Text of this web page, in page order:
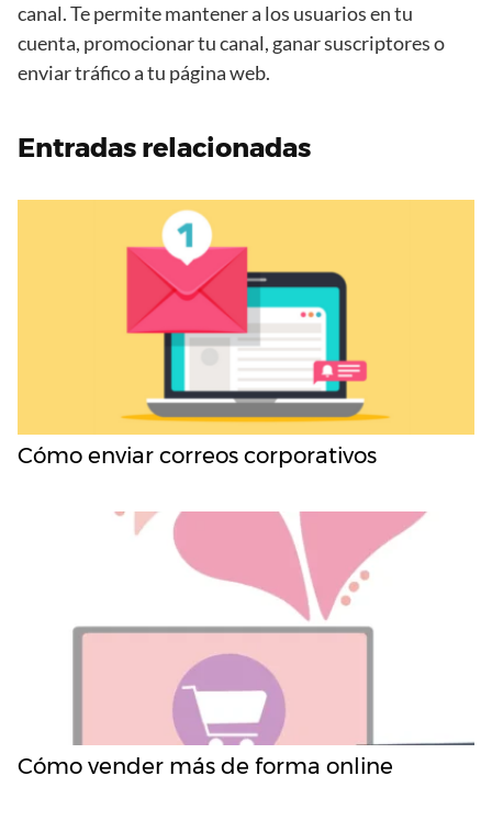
canal. Te permite mantener a los usuarios en tu
cuenta, promocionar tu canal, ganar suscriptores o
enviar tráfico a tu página web.
Entradas relacionadas
Cómo enviar correos corporativos
Cómo vender más de forma online